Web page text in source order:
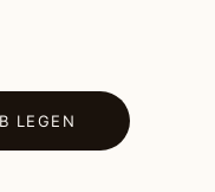
ohne
LEGEN